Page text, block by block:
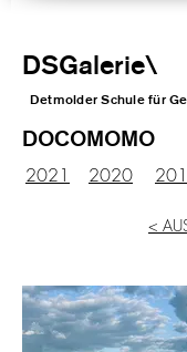
\
DSGalerie
Detmolder Schule für
DOCOMOMO
2021 2020
<